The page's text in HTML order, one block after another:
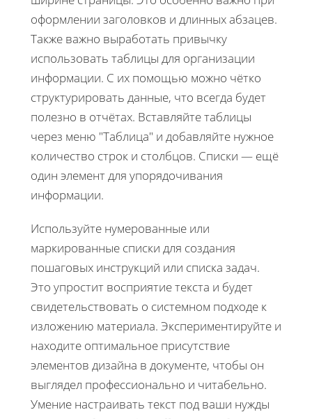
оформлении заголовков и длинных абзацев.
Также важно выработать привычку
использовать таблицы для организации
информации. С их помощью можно чётко
структурировать данные, что всегда будет
полезно в отчётах. Вставляйте таблицы
через меню "Таблица" и добавляйте нужное
количество строк и столбцов. Списки — ещё
один элемент для упорядочивания
информации.
Используйте нумерованные или
маркированные списки для создания
пошаговых инструкций или списка задач.
Это упростит восприятие текста и будет
свидетельствовать о системном подходе к
изложению материала. Экспериментируйте и
находите оптимальное присутствие
элементов дизайна в документе, чтобы он
выглядел профессионально и читабельно.
Умение настраивать текст под ваши нужды